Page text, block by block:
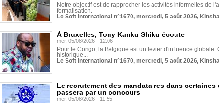
Notre objectif est de rapprocher les activités informelles de
formalisation.
Le Soft International n°1670, mercredi, 5 août 2026,
À Bruxelles, Tony Kanku Shiku écoute
mer, 05/08/2026 - 12:06
Pour le Congo, la Belgique est un levier d'influence globale.
historique...
Le Soft International n°1670, mercredi, 5 août 2026,
Le recrutement des mandataires dans
passera par un concours
mer, 05/08/2026 - 11:55